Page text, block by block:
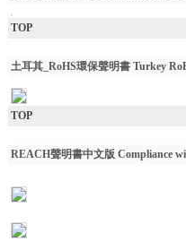
TOP
土耳其_RoHS環保聲明書 Turkey
TOP
REACH聲明書中文版 Compliance